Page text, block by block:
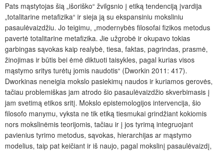
Pats mąstytojas šią „išoriško“ žvilgsnio į etiką tendenciją įvardija
„totalitarine metafizika“ ir sieja ją su ekspansiniu moksliniu
pasaulėvaizdžiu. Jo teigimu, „modernybės filosofai fizikos metodus
pavertė totalitarine metafizika. Jie užgrobė ir okupavo tokias
garbingas sąvokas kaip realybė, tiesa, faktas, pagrindas, prasmė,
žinojimas ir būtis bei ėmė diktuoti taisykles, pagal kurias visos
mąstymo sritys turėtų jomis naudotis“ (Dworkin 2011: 417).
Dworkinas neneigia mokslo pasiekimų naudos ir kuriamos gerovės,
tačiau problemiškas jam atrodo šio pasaulėvaizdžio skverbimasis į
jam svetimą etikos sritį. Mokslo epistemologijos intervencija, šio
filosofo manymu, vyksta ne tik etiką tiesmukai grindžiant kokiomis
nors mokslinėmis teorijomis, tačiau ir į jos tyrimą integruojant
pavienius tyrimo metodus, sąvokas, hierarchijas ar mąstymo
modelius, taip pat keičiant ir iš naujo, pagal mokslinį pasaulėvaizdį,